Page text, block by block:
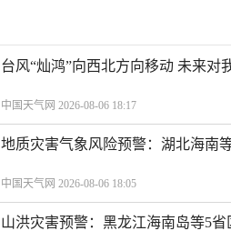
台风“灿鸿”向西北方向移动 未来对
中国天气网 2026-08-06 18:17
地质灾害气象风险预警：湖北海南
中国天气网 2026-08-06 18:05
山洪灾害预警：黑龙江海南岛等5